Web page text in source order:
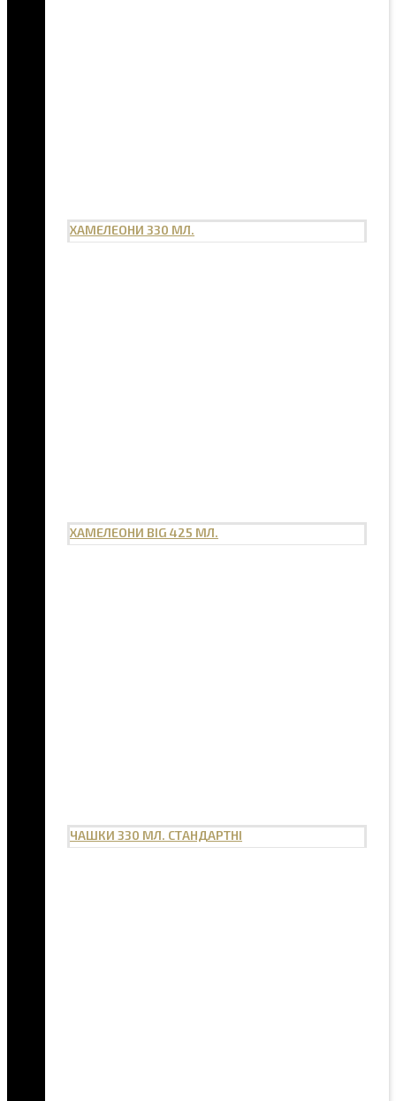
ХАМЕЛЕОНИ 330 МЛ.
ХАМЕЛЕОНИ BIG 425 МЛ.
ЧАШКИ 330 МЛ. СТАНДАРТНІ